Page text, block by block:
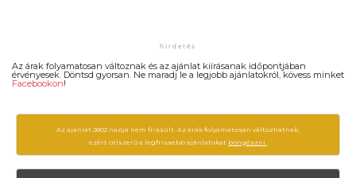
Az árak folyamatosan változnak és az ajánlat kiírásanak időpontjában
érvényesek. Döntsd gyorsan. Ne maradj le a legjobb ajánlatokról, kövess minket
Facebookon!
Az ajánlat 2802 napja nem frissült. Az árak folyamatosan változhatnak,
ezért célszerű a legfrissebb ajánlatokat böngészni.